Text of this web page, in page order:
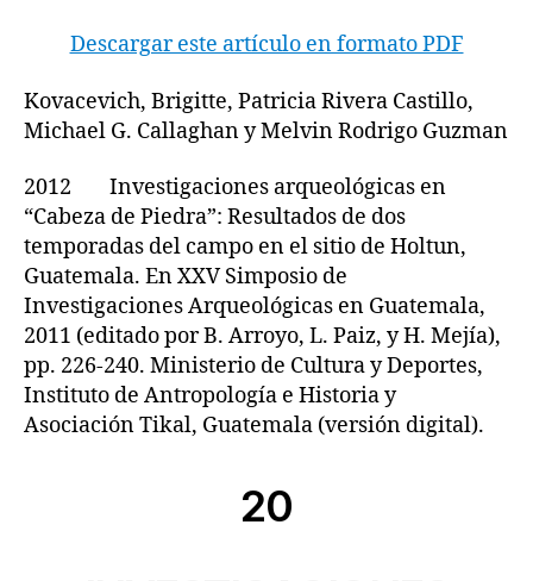
Descargar este artículo en formato PDF
Kovacevich, Brigitte, Patricia Rivera Castillo,
Michael G. Callaghan y Melvin Rodrigo Guzman
2012 Investigaciones arqueológicas en
“Cabeza de Piedra”: Resultados de dos
temporadas del campo en el sitio de Holtun,
Guatemala. En XXV Simposio de
Investigaciones Arqueológicas en Guatemala,
2011 (editado por B. Arroyo, L. Paiz, y H. Mejía),
pp. 226-240. Ministerio de Cultura y Deportes,
Instituto de Antropología e Historia y
Asociación Tikal, Guatemala (versión digital).
20